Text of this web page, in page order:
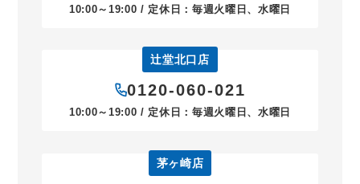
10:00～19:00 / 定休日：毎週火曜日、水曜日
辻堂北口店
0120-060-021
10:00～19:00 / 定休日：毎週火曜日、水曜日
茅ヶ崎店